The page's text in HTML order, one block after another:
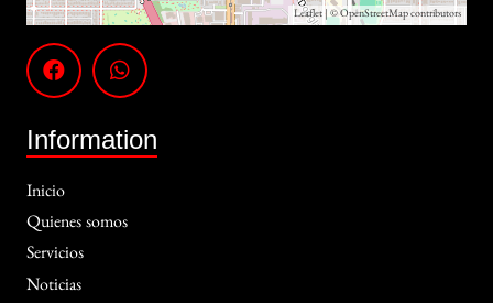
Leaflet | © OpenStreetMap contributors
Information
Inicio
Quienes somos
Servicios
Noticias